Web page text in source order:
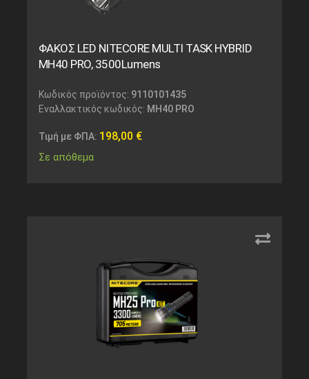
ΦΑΚΟΣ LED NITECORE MULTI TASK HYBRID
MH40 PRO, 3500Lumens
Κωδικός προϊόντος: 9110101435
Εναλλακτικός κωδικός: MH40 PRO
Τιμή με ΦΠΑ: 198,00 €
Σε απόθεμα